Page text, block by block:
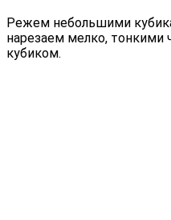
Режем небольшими
нарезаем мелко, тонкими
кубиком.